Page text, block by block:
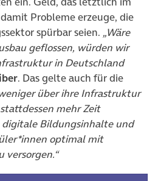
Probleme erzeuge, die
spürbar seien. „Wäre
geflossen, würden wir
in Deutschland
. Das gelte auch für die
über ihre Infrastruktur
mehr Zeit
Bildungsinhalte und
optimal mit